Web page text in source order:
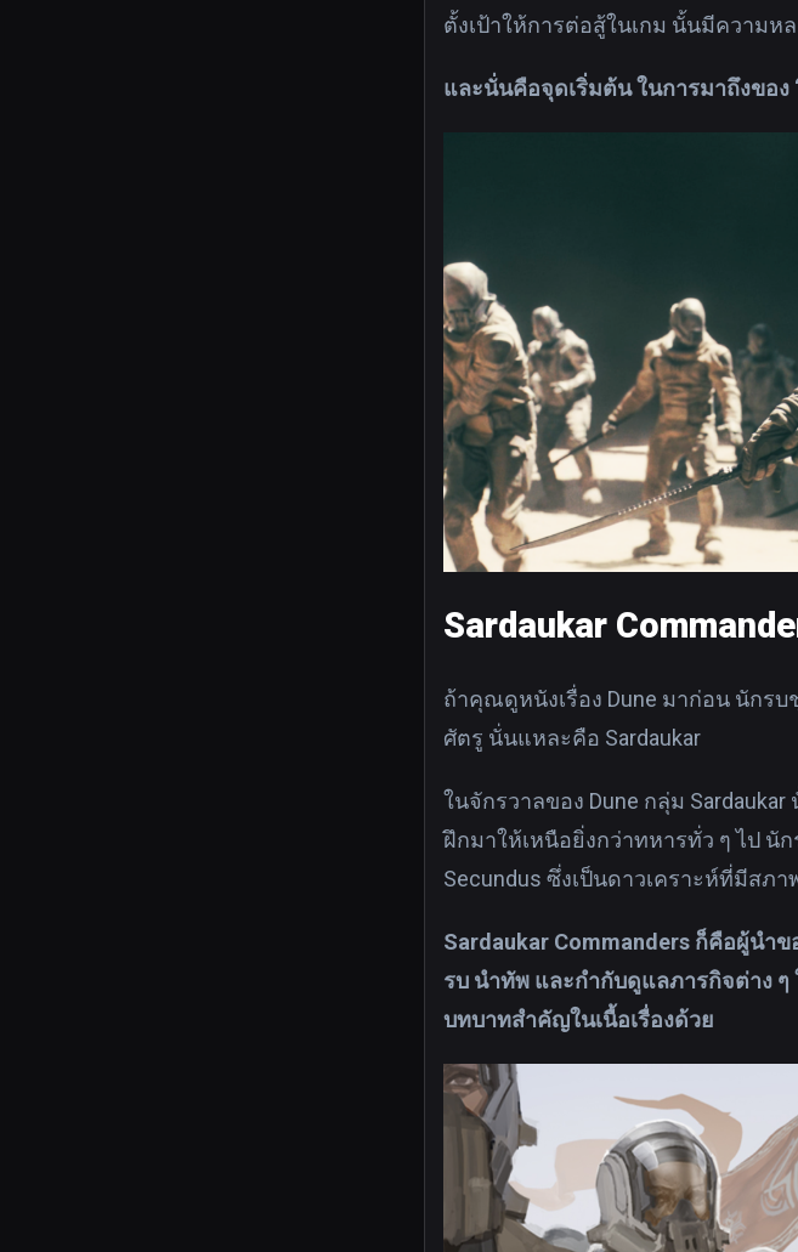
ตั้งเป้าให้การต่อสู้ในเกม นั้นมีความห
และนั่นคือจุดเริ่มต้น ในการมาถึงของ
Sardaukar
ถ้าคุณดูหนังเรื่อง Dune มาก่อน นักร
ศัตรู นั่นแหละคือ Sardaukar
ในจักรวาลของ Dune กลุ่ม
ฝึกมาให้เหนือยิ่งกว่าทหารทั่ว ๆ ไป นั
Secundus ซึ่งเป็นดาวเคราะห์ที่มีสภ
Sardaukar Commanders ก็คือผู้นำ
รบ นำทัพ และกำกับดูแลภารกิจต่าง ๆ
บทบาทสำคัญในเนื้อเรื่องด้วย